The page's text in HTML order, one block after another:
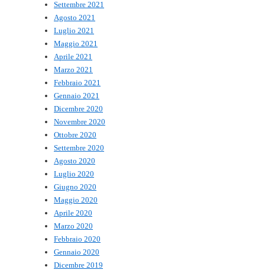
Settembre 2021
Agosto 2021
Luglio 2021
Maggio 2021
Aprile 2021
Marzo 2021
Febbraio 2021
Gennaio 2021
Dicembre 2020
Novembre 2020
Ottobre 2020
Settembre 2020
Agosto 2020
Luglio 2020
Giugno 2020
Maggio 2020
Aprile 2020
Marzo 2020
Febbraio 2020
Gennaio 2020
Dicembre 2019